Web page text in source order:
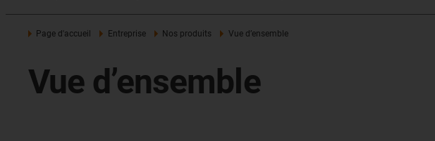
Page d'accueil Entreprise Nos produits Vue d’ensemble
Vue d’ensemble